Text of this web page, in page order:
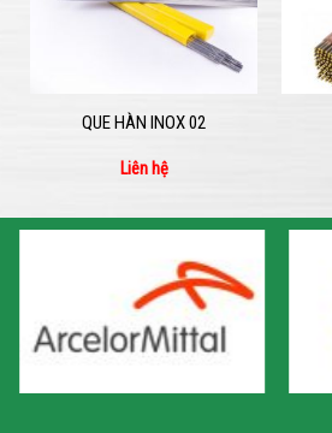
QUE HÀN INOX 02
Liên hệ